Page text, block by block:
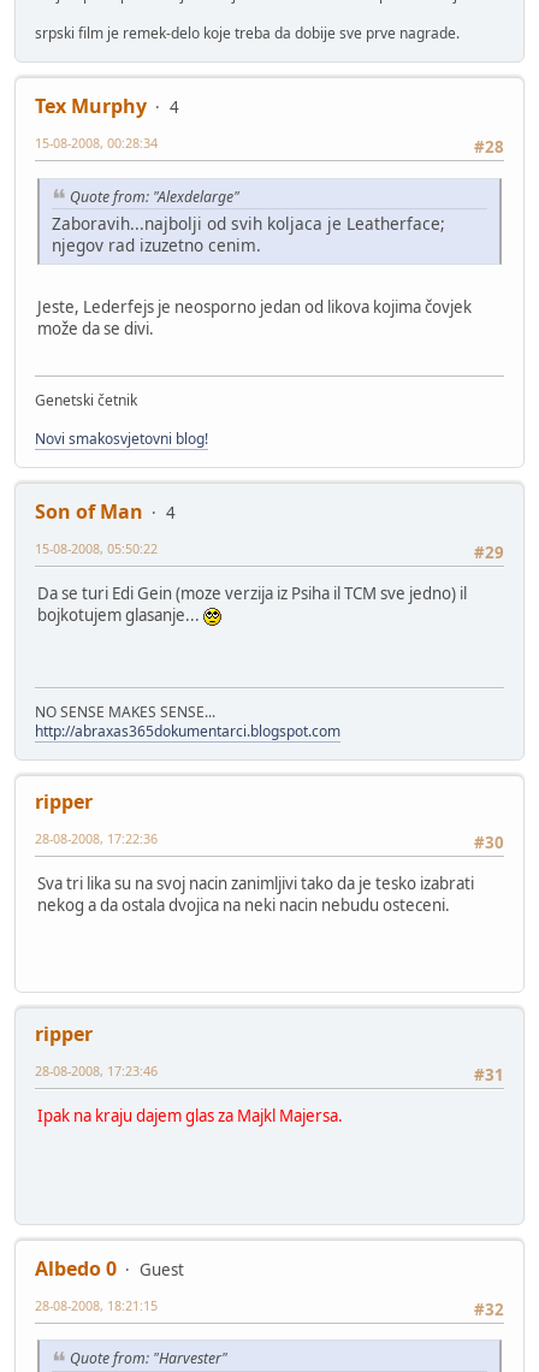
srpski film je remek-delo koje treba da dobije sve prve nagrade.
Tex Murphy
4
#28
15-08-2008, 00:28:34
Quote from: "Alexdelarge"
Zaboravih...najbolji od svih koljaca je Leatherface;
njegov rad izuzetno cenim.
Jeste, Lederfejs je neosporno jedan od likova kojima čovjek
može da se divi.
Genetski četnik
Novi smakosvjetovni blog!
Son of Man
4
#29
15-08-2008, 05:50:22
Da se turi Edi Gein (moze verzija iz Psiha il TCM sve jedno) il
bojkotujem glasanje...
NO SENSE MAKES SENSE...
http://abraxas365dokumentarci.blogspot.com
ripper
#30
28-08-2008, 17:22:36
Sva tri lika su na svoj nacin zanimljivi tako da je tesko izabrati
nekog a da ostala dvojica na neki nacin nebudu osteceni.
ripper
#31
28-08-2008, 17:23:46
Ipak na kraju dajem glas za Majkl Majersa.
Albedo 0
Guest
#32
28-08-2008, 18:21:15
Quote from: "Harvester"